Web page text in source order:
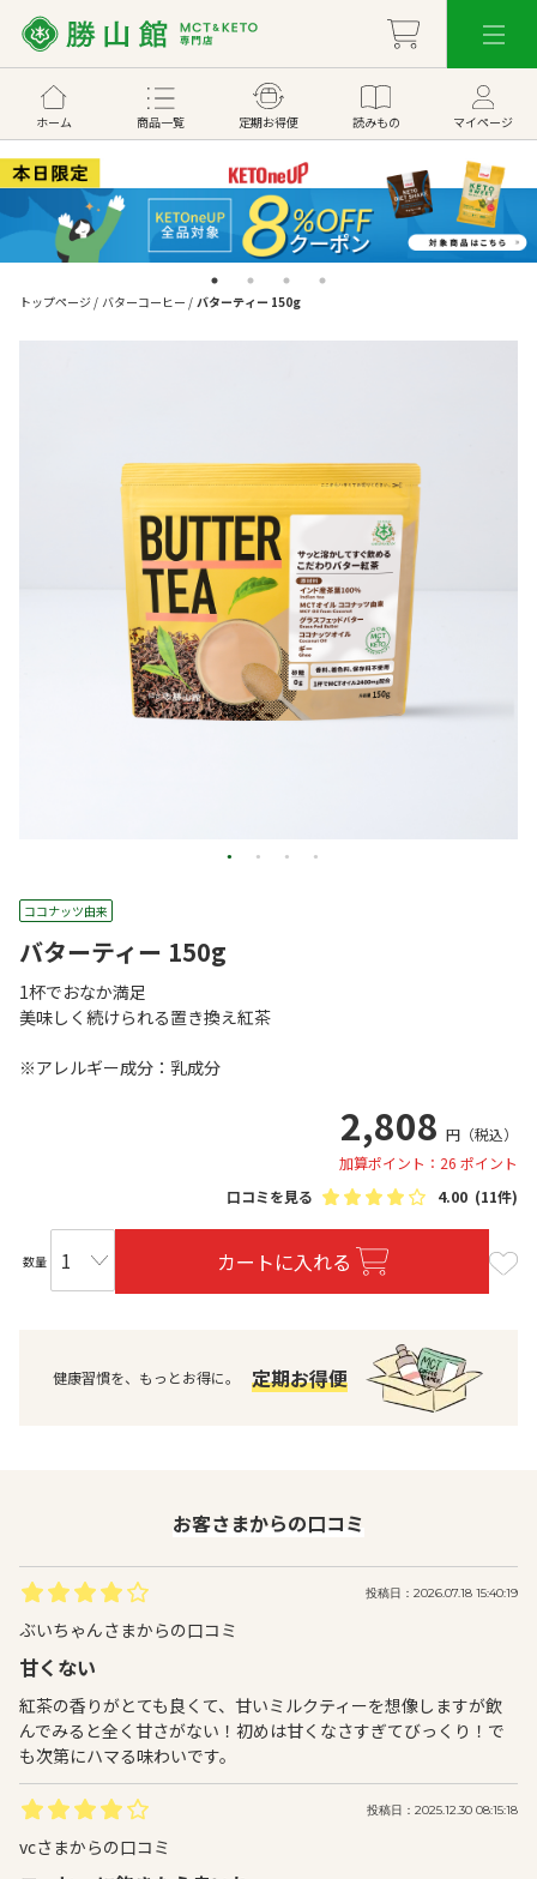
ホーム 商品一覧 定期お得便 読みもの マイページ
トップページ / バターコーヒー / バターティー 150g
ココナッツ由来
バターティー 150g
1杯でおなか満足
美味しく続けられる置き換え紅茶
※アレルギー成分：乳成分
2,808 円 （税込）
加算ポイント：26 ポイント
口コミを見る
4.00 (11件)
数量 カートに入れる
健康習慣を、もっとお得に。 定期お得便
お客さまからの口コミ
投稿日：2026.07.18 15:40:19
ぶいちゃんさまからの口コミ
甘くない
紅茶の香りがとても良くて、甘いミルクティーを想像しますが飲
んでみると全く甘さがない！初めは甘くなさすぎてびっくり！で
も次第にハマる味わいです。
投稿日：2025.12.30 08:15:18
vcさまからの口コミ